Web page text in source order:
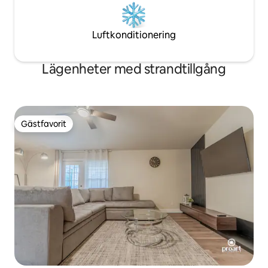
Luftkonditionering
Lägenheter med strandtillgång
Gästfavorit
Gästfavorit